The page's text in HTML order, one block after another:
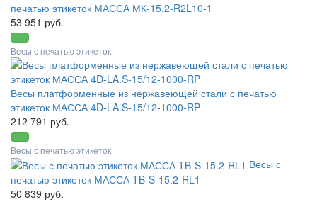
печатью этикеток МАССА МК-15.2-R2L10-1
53 951 руб.
Весы с печатью этикеток
Весы платформенные из нержавеющей стали с печатью
этикеток МАССА 4D-LA.S-15/12-1000-RP
212 791 руб.
Весы с печатью этикеток
Весы с
печатью этикеток МАССА TB-S-15.2-RL1
50 839 руб.